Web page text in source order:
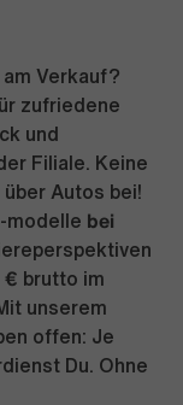
Verkauf?
zufriedene
und
Filiale. Keine
Autos bei!
modelle bei
brutto im
unserem
offen: Je
Du. Ohne